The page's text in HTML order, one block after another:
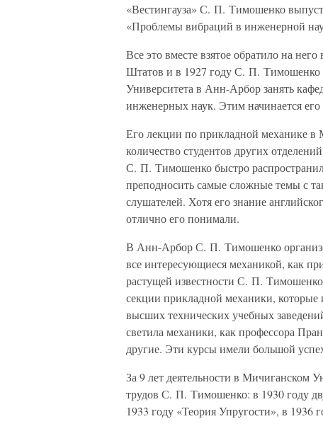
«Вестингауза» С. П. Тимошенко
«Проблемы вибраций в инженерной
Все это вместе взятое обратило на
Штатов и в 1927 году С. П. Тимошенко
Университета в Анн-Арбор занять
инженерных наук. Этим начинается
Его лекции по прикладной механике в
количество студентов других
С. П. Тимошенко быстро
преподносить самые сложные темы с
слушателей. Хотя его знание
отлично его понимали.
В Анн-Арбор С. П. Тимошенко
все интересующиеся механикой, как
растущей известности С. П.
секции прикладной механики, которые
высших технических учебных
светила механики, как профессора
другие. Эти курсы имели большой
За 9 лет деятельности в Мичиганском
трудов С. П. Тимошенко: в 1930 году
1933 году «Теория Упругости», в 1936